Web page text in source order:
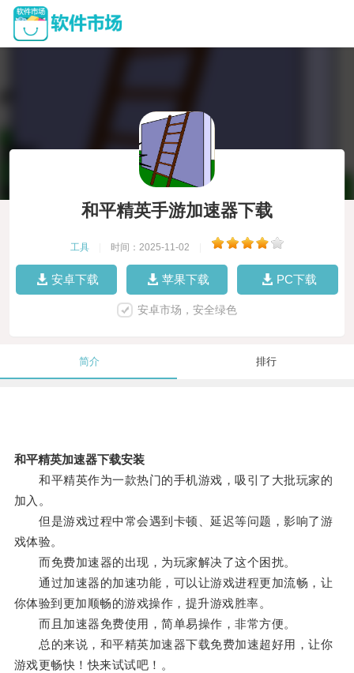
和平精英手游加速器下载
工具 时间：2025-11-02
安卓下载 苹果下载 PC下载
安卓市场，安全绿色
简介 排行
和平精英加速器下载安装
和平精英作为一款热门的手机游戏，吸引了大批玩家的
加入。
但是游戏过程中常会遇到卡顿、延迟等问题，影响了游
戏体验。
而免费加速器的出现，为玩家解决了这个困扰。
通过加速器的加速功能，可以让游戏进程更加流畅，让
你体验到更加顺畅的游戏操作，提升游戏胜率。
而且加速器免费使用，简单易操作，非常方便。
总的来说，和平精英加速器下载免费加速超好用，让你
游戏更畅快！快来试试吧！。